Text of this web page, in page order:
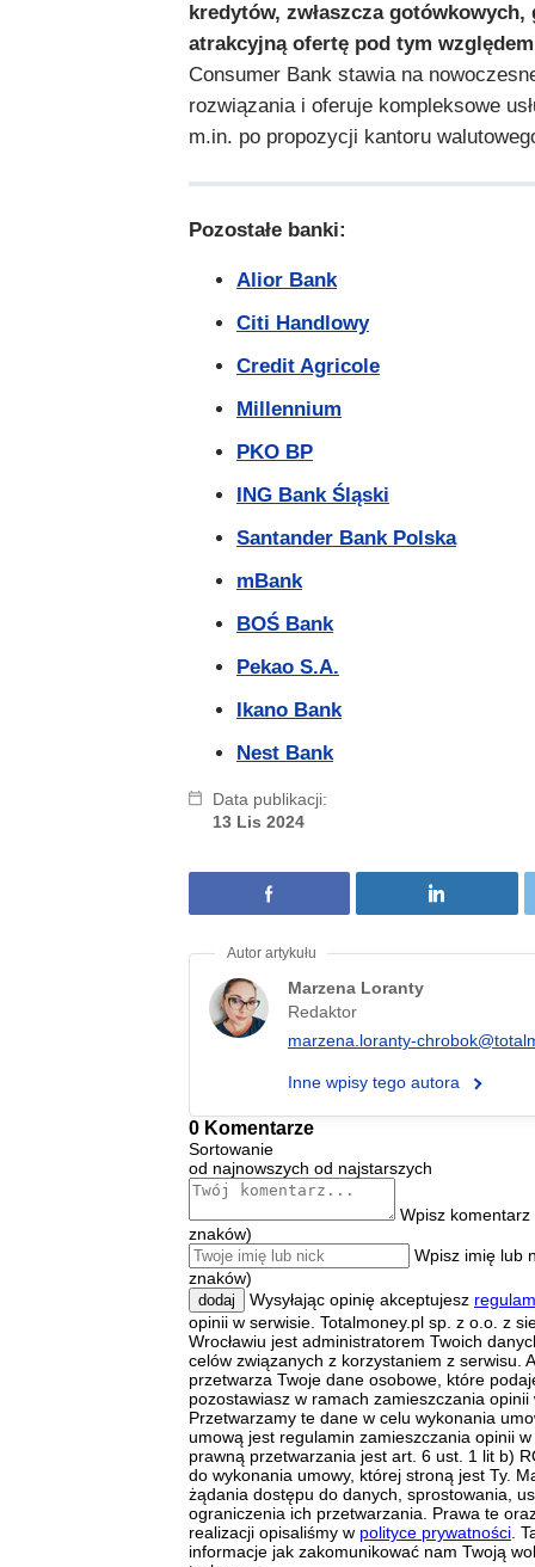
kredytów, zwłaszcza gotówkowych,
atrakcyjną ofertę pod tym
Consumer Bank stawia na
rozwiązania i oferuje kompleksowe
m.in. po propozycji kantoru
Pozostałe banki:
Alior Bank
Citi Handlowy
Credit Agricole
Millennium
PKO BP
ING Bank Śląski
Santander Bank Polska
mBank
BOŚ Bank
Pekao S.A.
Ikano Bank
Nest Bank
Data publikacji:
13 Lis 2024
Marzena Loranty
Redaktor
marzena.loranty-
Inne wpisy tego autora
0 Komentarze
Sortowanie
od najnowszych od najstarszych
Wpisz
znaków)
Wpisz imię lub
znaków)
dodaj Wysyłając opinię akceptujesz
opinii w serwisie. Totalmoney.pl sp. z o.o. z
Wrocławiu jest administratorem Twoich
celów związanych z korzystaniem z serwisu.
przetwarza Twoje dane osobowe, które
pozostawiasz w ramach zamieszczania opinii
Przetwarzamy te dane w celu wykonania
umową jest regulamin zamieszczania opinii
prawną przetwarzania jest art. 6 ust. 1 lit b)
do wykonania umowy, której stroną jest Ty.
żądania dostępu do danych, sprostowania,
ograniczenia ich przetwarzania. Prawa te
realizacji opisaliśmy w polityce prywatności .
informacje jak zakomunikować nam Twoją